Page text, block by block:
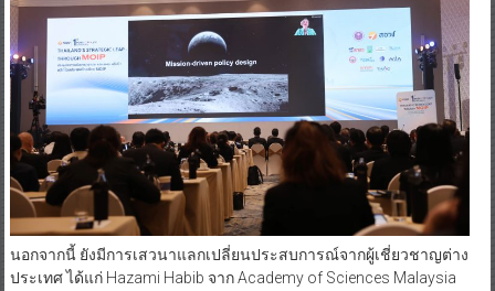
นอกจากนี้ ยังมีการเสวนาแลกเปลี่ยนประสบการณ์จากผู้เชี่ยวชาญต่าง
ประเทศ ได้แก่ Hazami Habib จาก Academy of Sciences Malaysia